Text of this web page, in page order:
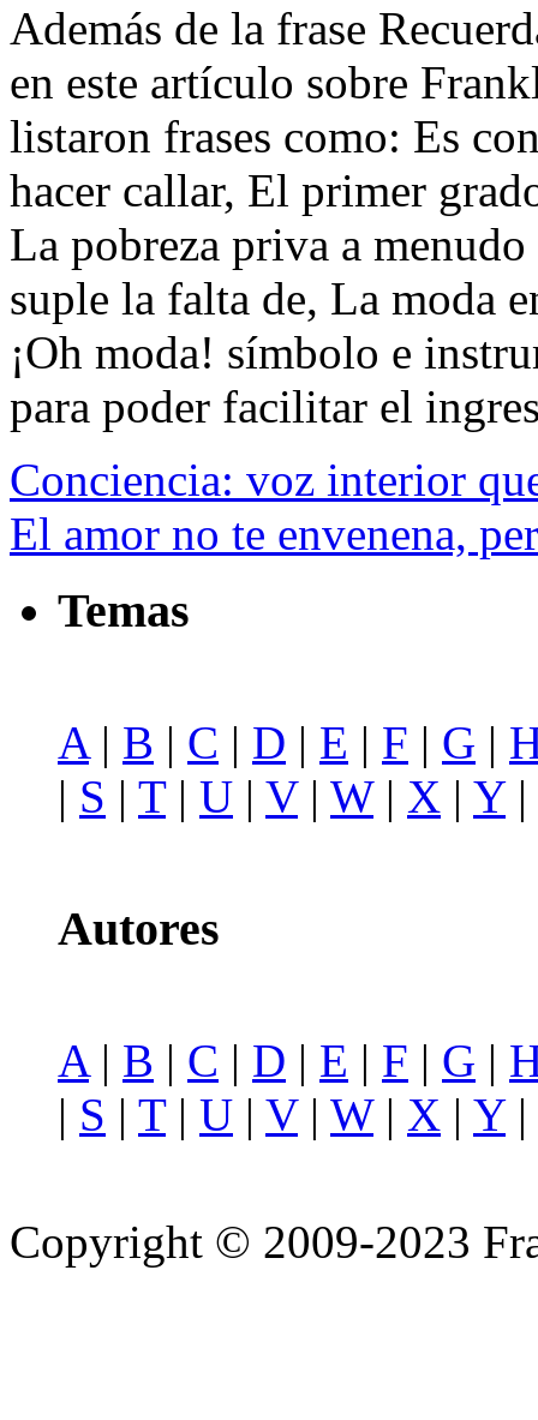
Además de la frase
en este artículo sobre
listaron frases como: Es
hacer callar, El primer
La pobreza priva a
suple la falta de, La moda
¡Oh moda! símbolo e
para poder facilitar el
Conciencia: voz interior
El amor no te envenena,
Temas
A| B | C | D | E | F | G |
| S | T| U | V| W| X | Y|
Autores
A | B | C | D | E | F | G |
| S | T| U | V| W| X | Y|
Copyright © 2009-2023